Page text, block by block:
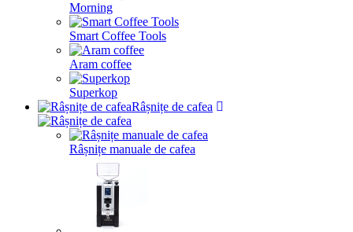
Morning
Smart Coffee Tools
Aram coffee
Superkop
Râșnițe de cafea
Râșnițe manuale de cafea